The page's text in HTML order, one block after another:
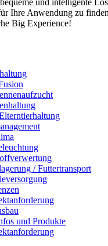
und intelligente
Ihre Anwendung zu
Big Experience!
/ Futtertransport
und Produkte